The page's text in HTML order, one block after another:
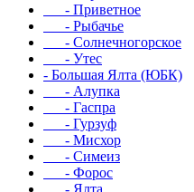
- Приветное
- Рыбачье
- Солнечногорское
- Утес
- Большая Ялта (ЮБК)
- Алупка
- Гаспра
- Гурзуф
- Мисхор
- Симеиз
- Форос
- Ялта